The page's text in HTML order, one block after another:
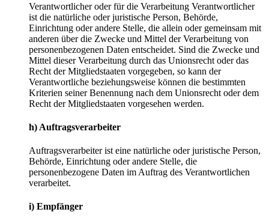
Verantwortlicher oder für die Verarbeitung Verantwortlicher
ist die natürliche oder juristische Person, Behörde,
Einrichtung oder andere Stelle, die allein oder gemeinsam mit
anderen über die Zwecke und Mittel der Verarbeitung von
personenbezogenen Daten entscheidet. Sind die Zwecke und
Mittel dieser Verarbeitung durch das Unionsrecht oder das
Recht der Mitgliedstaaten vorgegeben, so kann der
Verantwortliche beziehungsweise können die bestimmten
Kriterien seiner Benennung nach dem Unionsrecht oder dem
Recht der Mitgliedstaaten vorgesehen werden.
h) Auftragsverarbeiter
Auftragsverarbeiter ist eine natürliche oder juristische Person,
Behörde, Einrichtung oder andere Stelle, die
personenbezogene Daten im Auftrag des Verantwortlichen
verarbeitet.
i) Empfänger